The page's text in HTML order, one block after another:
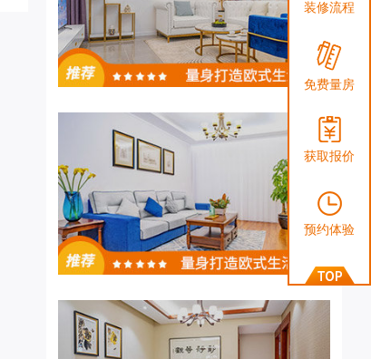
装修流程
免费量房
获取报价
预约体验